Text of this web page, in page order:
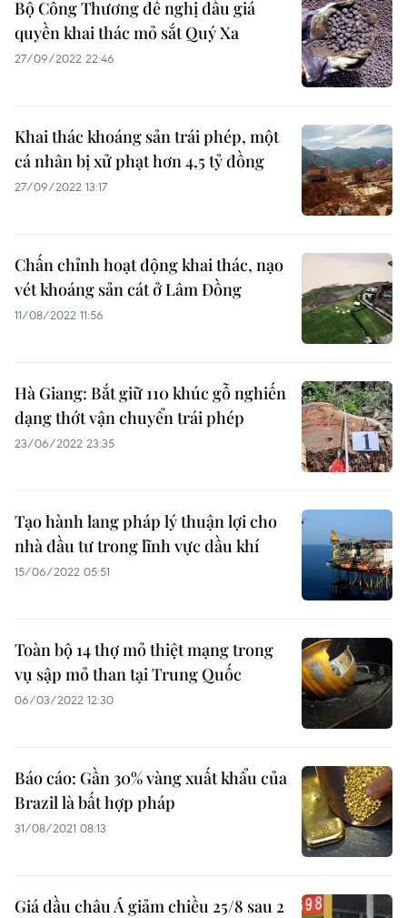
Bộ Công Thương đề nghị đấu giá
quyền khai thác mỏ sắt Quý Xa
27/09/2022 22:46
Khai thác khoáng sản trái phép, một
cá nhân bị xử phạt hơn 4,5 tỷ đồng
27/09/2022 13:17
Chấn chỉnh hoạt động khai thác, nạo
vét khoáng sản cát ở Lâm Đồng
11/08/2022 11:56
Hà Giang: Bắt giữ 110 khúc gỗ nghiến
dạng thớt vận chuyển trái phép
23/06/2022 23:35
Tạo hành lang pháp lý thuận lợi cho
nhà đầu tư trong lĩnh vực dầu khí
15/06/2022 05:51
Toàn bộ 14 thợ mỏ thiệt mạng trong
vụ sập mỏ than tại Trung Quốc
06/03/2022 12:30
Báo cáo: Gần 30% vàng xuất khẩu của
Brazil là bất hợp pháp
31/08/2021 08:13
Giá dầu châu Á giảm chiều 25/8 sau 2